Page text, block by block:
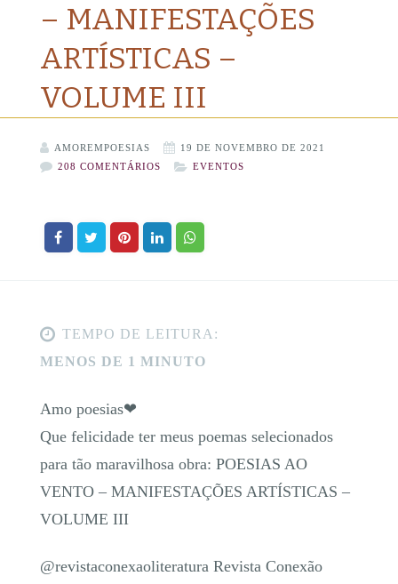
– MANIFESTAÇÕES
ARTÍSTICAS –
VOLUME III
AMOREMPOESIAS
19 DE NOVEMBRO DE 2021
208 COMENTÁRIOS
EVENTOS
TEMPO DE LEITURA:
MENOS DE 1 MINUTO
Amo poesias❤
Que felicidade ter meus poemas selecionados
para tão maravilhosa obra: POESIAS AO
VENTO – MANIFESTAÇÕES ARTÍSTICAS –
VOLUME III
@revistaconexaoliteratura Revista Conexão